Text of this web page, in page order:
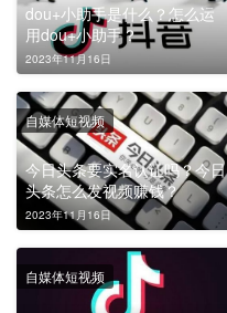
dou+小助手是什么？怎么运
用dou+小助手？
2023年11月16日
今日头条要实名认证吗？今日
头条怎么发视频赚钱？
2023年11月16日
自媒体短视频
自媒体短视频